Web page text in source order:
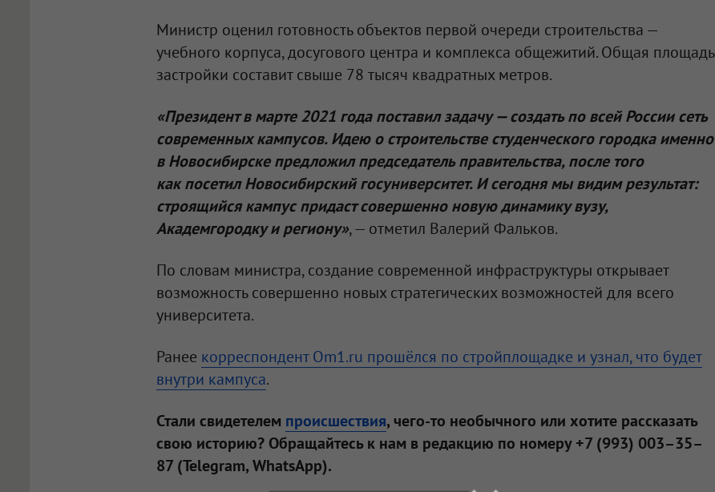
Министр оценил готовность объектов первой очереди строительства —
учебного корпуса, досугового центра и комплекса общежитий. Общая площадь
застройки составит свыше 78 тысяч квадратных метров.
«Президент в марте 2021 года поставил задачу — создать по всей России сеть
современных кампусов. Идею о строительстве студенческого городка именно
в Новосибирске предложил председатель правительства, после того
как посетил Новосибирский госуниверситет. И сегодня мы видим результат:
строящийся кампус придаст совершенно новую динамику вузу,
Академгородку и региону», — отметил Валерий Фальков.
По словам министра, создание современной инфраструктуры открывает
возможность совершенно новых стратегических возможностей для всего
университета.
Ранее корреспондентOm1.ru прошёлся по стройплощадке и узнал, что будет
внутри кампуса.
Стали свидетелем происшествия, чего-то необычного или хотите рассказать
свою историю? Обращайтесь к нам в редакцию по номеру +7 (993) 003–35–
87 (Telegram, WhatsApp).